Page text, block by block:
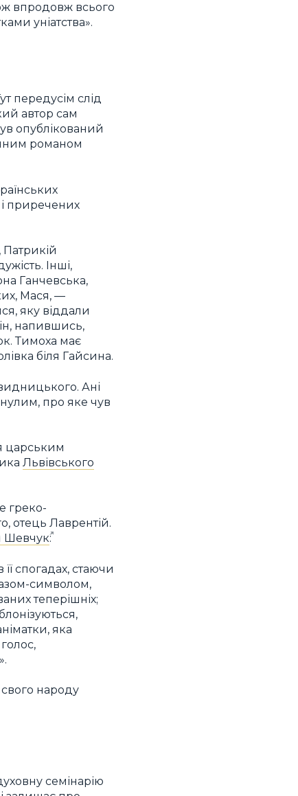
впродовж всього
уніатства».
передусім слід
автор сам
опублікований
романом
приречених
Патрикій
Інші,
Ганчевська,
Мася, —
яку віддали
напившись,
Тимоха має
біля Гайсина.
Ані
про яке чув
царським
Львівського
греко-
отець Лаврентій.
Шевчук:
спогадах, стаючи
символом,
теперішніх;
яка
народу
семінарію